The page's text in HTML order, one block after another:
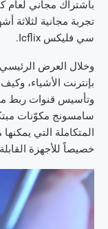
باشتراك مجاني لعام
تجربة مجانية لثلاثة
سي فليكس Icflix.
وخلال العرض
بإنترنت الأشياء،
وتأسيس قنوات ربط
سامسونج مكوّنات
المتكاملة التي
خصيصاً للأجهزة